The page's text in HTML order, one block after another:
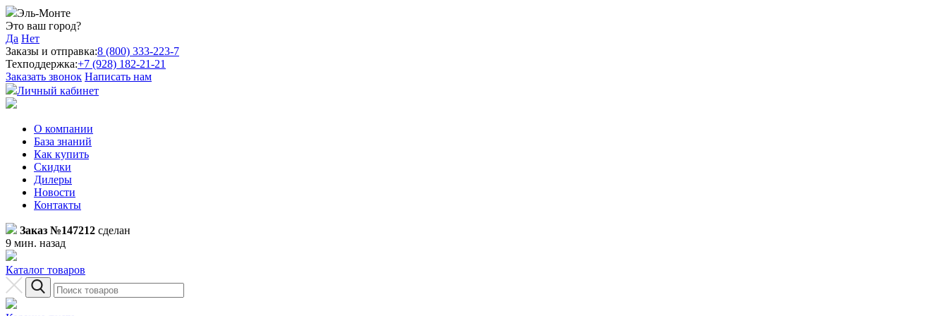
Эль-Монте
Это ваш город?
Да Нет
Заказы и отправка:8 (800) 333-223-7
Техподдержка:+7 (928) 182-21-21
Заказать звонок Написать нам
Личный кабинет
О компании
База знаний
Как купить
Скидки
Дилеры
Новости
Контакты
Заказ №147212 сделан
9 мин. назад
Каталог товаров